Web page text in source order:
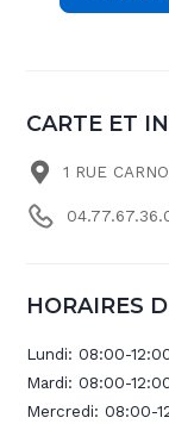
CARTE ET
1 RUE
HORAIRES
Lundi:08:00-
Mardi:08:00-
Mercredi:08:00-